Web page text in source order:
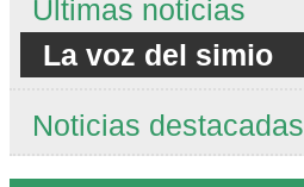
Últimas noticias
La voz del simio
Noticias destacadas